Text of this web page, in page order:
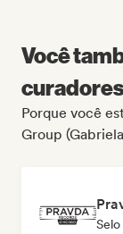
Você
Porque você
Group
Selo